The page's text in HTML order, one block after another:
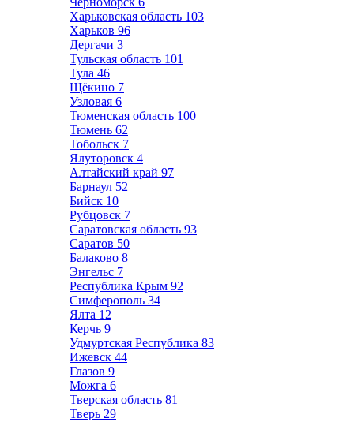
Харьковская область 103
Харьков 96
Дергачи 3
Тульская область 101
Тула 46
Щёкино 7
Узловая 6
Тюменская область 100
Тюмень 62
Тобольск 7
Ялуторовск 4
Алтайский край 97
Барнаул 52
Бийск 10
Рубцовск 7
Саратовская область 93
Саратов 50
Балаково 8
Энгельс 7
Республика Крым 92
Симферополь 34
Ялта 12
Керчь 9
Удмуртская Республика 83
Ижевск 44
Глазов 9
Можга 6
Тверская область 81
Тверь 29